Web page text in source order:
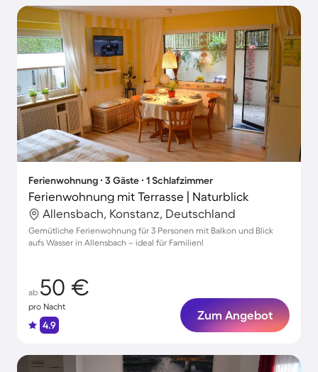
Ferienwohnung ∙ 3 Gäste ∙ 1 Schlafzimmer
Ferienwohnung mit Terrasse | Naturblick
Allensbach, Konstanz, Deutschland
Gemütliche Ferienwohnung für 3 Personen mit Balkon und Blick
aufs Wasser in Allensbach – ideal für Familien!
ab 50 €
pro Nacht
4.9
Zum Angebot